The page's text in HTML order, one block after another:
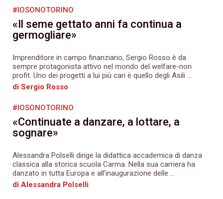
#IOSONOTORINO
«Il seme gettato anni fa continua a
germogliare»
Imprenditore in campo finanziario, Sergio Rosso è da
sempre protagonista attivo nel mondo del welfare-non
profit. Uno dei progetti a lui più cari è quello degli Asili ...
di Sergio Rosso
#IOSONOTORINO
«Continuate a danzare, a lottare, a
sognare»
Alessandra Polselli dirige la didattica accademica di danza
classica alla storica scuola Carma. Nella sua carriera ha
danzato in tutta Europa e all’inaugurazione delle ...
di Alessandra Polselli